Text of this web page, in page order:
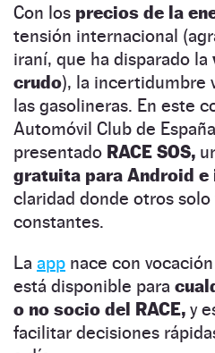
Con los precios de la
tensión internacional
iraní, que ha disparado la
crudo), la incertidumbre
las gasolineras. En este
Automóvil Club de España
presentado RACE SOS,
gratuita para Android e
claridad donde otros
constantes.
La app nace con
está disponible para
o no socio del RACE, y
facilitar decisiones